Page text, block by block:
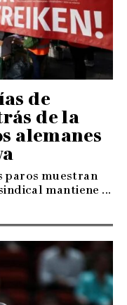
de
de la
alemanes
paros muestran
mantiene ...